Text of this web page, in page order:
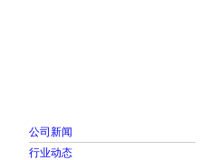
公司新闻
行业动态